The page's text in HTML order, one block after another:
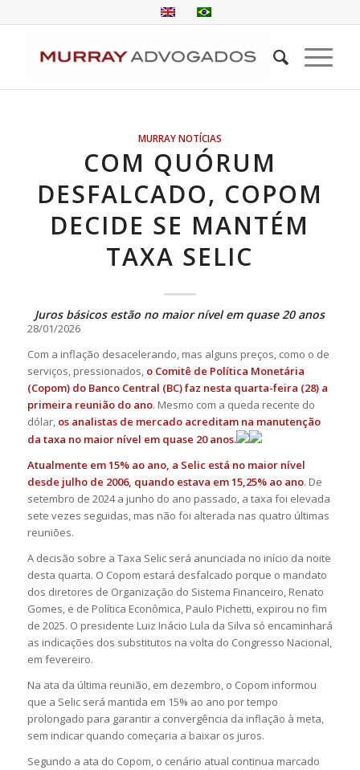
MURRAY NOTÍCIAS
COM QUÓRUM
DESFALCADO, COPOM
DECIDE SE MANTÉM
TAXA SELIC
Juros básicos estão no maior nível em quase 20 anos
28/01/2026
Com a inflação desacelerando, mas alguns preços, como o de
serviços, pressionados, o Comitê de Política Monetária
(Copom) do Banco Central (BC) faz nesta quarta-feira (28) a
primeira reunião do ano. Mesmo com a queda recente do
dólar, os analistas de mercado acreditam na manutenção
da taxa no maior nível em quase 20 anos.
Atualmente em 15% ao ano, a Selic está no maior nível
desde julho de 2006, quando estava em 15,25% ao ano. De
setembro de 2024 a junho do ano passado, a taxa foi elevada
sete vezes seguidas, mas não foi alterada nas quatro últimas
reuniões.
A decisão sobre a Taxa Selic será anunciada no início da noite
desta quarta. O Copom estará desfalcado porque o mandato
dos diretores de Organização do Sistema Financeiro, Renato
Gomes, e de Política Econômica, Paulo Pichetti, expirou no fim
de 2025. O presidente Luiz Inácio Lula da Silva só encaminhará
as indicações dos substitutos na volta do Congresso Nacional,
em fevereiro.
Na ata da última reunião, em dezembro, o Copom informou
que a Selic será mantida em 15% ao ano por tempo
prolongado para garantir a convergência da inflação à meta,
sem indicar quando começaria a baixar os juros.
Segundo a ata do Copom, o cenário atual continua marcado